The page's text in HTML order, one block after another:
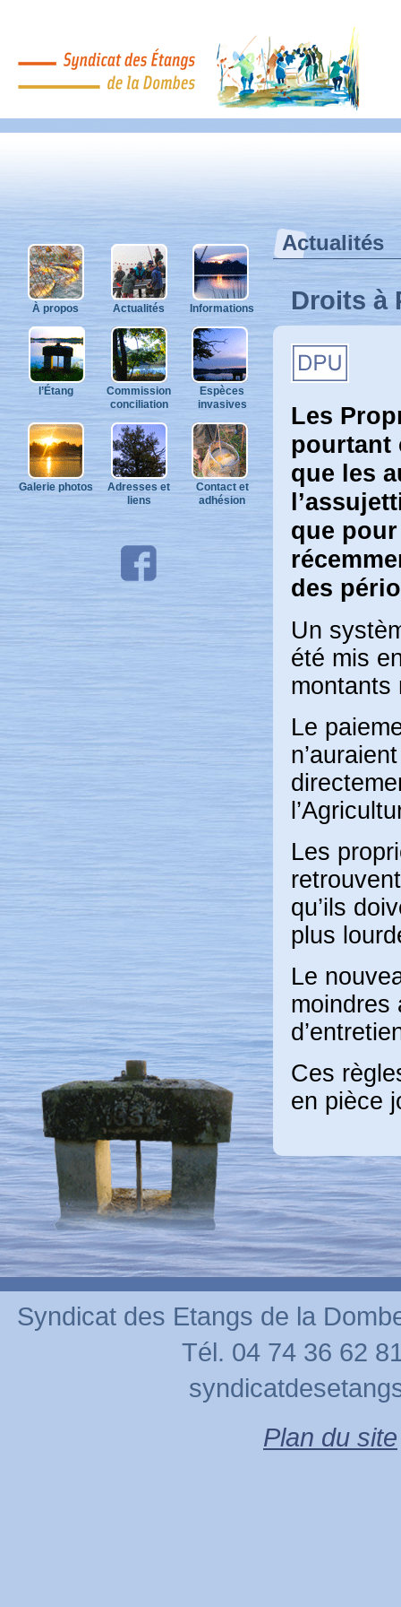
Syndicat des Propriétaires et
À propos Actualités Informations
l’Étang
Commission
conciliation
Espèces
invasives
Galerie photos
Adresses et
liens
Contact et
adhésion
Actualités
Droits à
Les
pourtant
que les
que
des
Un
été mis
montants
Le
Les
qu’ils
plus
Le
moindres
Ces
en pièce
Syndicat des Etangs de la
Tél. 04 74 36 62
Plan du site